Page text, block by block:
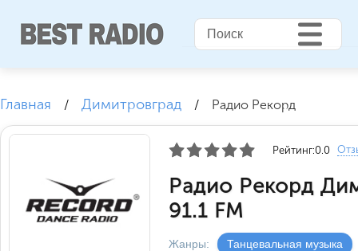
Главная / Димитровград / Радио Рекорд
Рейтинг:0.0
Радио Рекорд
91.1 FM
Жанры: Танцевальная музыка